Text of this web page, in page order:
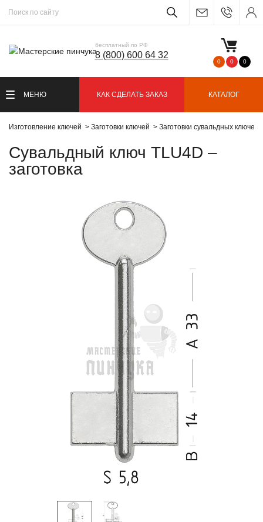
бесплатный по РФ
8 (800) 600 64 32
0 0 0
МЕНЮ КАК СДЕЛАТЬ ЗАКАЗ КАТАЛОГ
Изготовление ключей Заготовки ключей Заготовки сувальдных ключей
Сувальдный ключ TLU4D –
заготовка